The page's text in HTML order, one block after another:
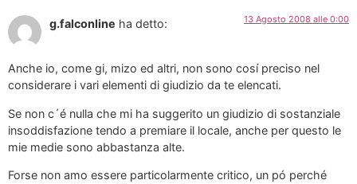
g.falconline ha detto: 13 Agosto 2008 alle 0:00
Anche io, come gi, mizo ed altri, non sono cosí preciso nel
considerare i vari elementi di giudizio da te elencati.
Se non c´é nulla che mi ha suggerito un giudizio di sostanziale
insoddisfazione tendo a premiare il locale, anche per questo le
mie medie sono abbastanza alte.
Forse non amo essere particolarmente critico, un pó perché